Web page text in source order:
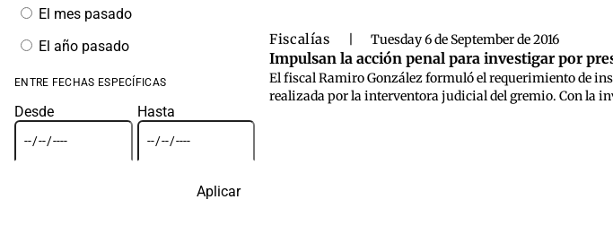
El mes pasado
El año pasado
ENTRE FECHAS ESPECÍFICAS
Desde Hasta
Aplicar
Fiscalías Tuesday 6 de September de 2016
Impulsan la acción penal para investigar por
El fiscal Ramiro González formuló el requerimiento de
realizada por la interventora judicial del gremio. Con la